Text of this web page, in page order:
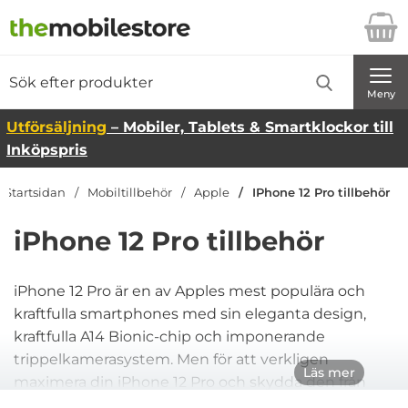
Startsidan för Danira Telecom AB
Meny
Utförsäljning – Mobiler, Tablets & Smartklockor till
Inköpspris
Startsidan Mobiltillbehör Apple IPhone 12 Pro tillbehör
iPhone 12 Pro tillbehör
Läs mer
iPhone 12 Pro är en av Apples mest populära och
kraftfulla smartphones med sin eleganta design,
kraftfulla A14 Bionic-chip och imponerande
trippelkamerasystem. Men för att verkligen
maximera din iPhone 12 Pro och skydda den från